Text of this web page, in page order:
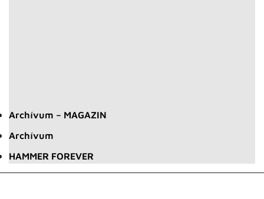
Archívum – MAGAZIN
Archívum
HAMMER FOREVER